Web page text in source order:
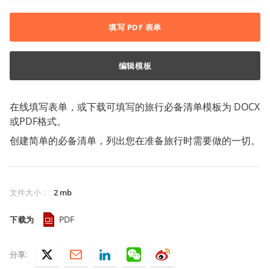
在线填写表单，或下载可填写的旅行必备清单模板为 DOCX
或PDF格式。
创建简单的必备清单，列出您在准备旅行时需要做的一切。
文件大小 ： 2 mb
下载为 PDF
填写 PDF 表单
编辑模板
分享: